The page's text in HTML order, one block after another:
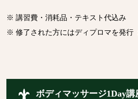
※ 講習費・消耗品・テキスト代込み
※ 修了された方にはディプロマを発行
ボディマッサージ1Day講